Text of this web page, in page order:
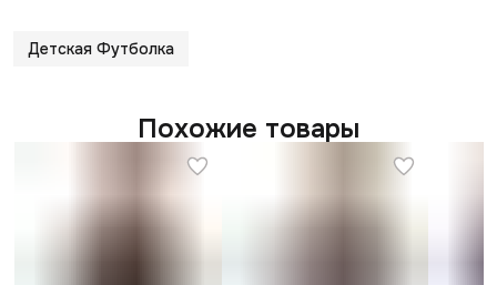
Детская Футболка
Похожие товары